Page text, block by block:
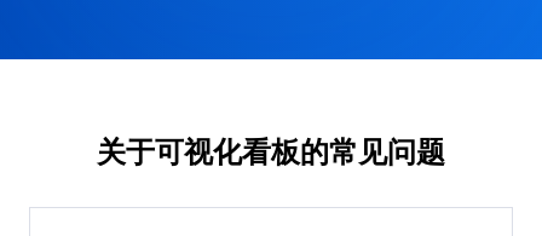
关于可视化看板的常见问题